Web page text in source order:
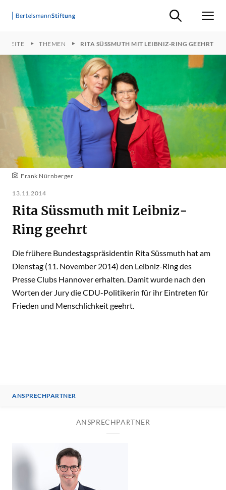
Suche ein-/
THEMEN RITA SÜSSMUTH MIT LEIBNIZ-RING GEEHRT
Frank Nürnberger
13.11.2014
Rita Süssmuth mit Leibniz-
Ring geehrt
Die frühere Bundestagspräsidentin Rita Süssmuth hat am
Dienstag (11. November 2014) den Leibniz-Ring des
Presse Clubs Hannover erhalten. Damit wurde nach den
Worten der Jury die CDU-Politikerin für ihr Eintreten für
Frieden und Menschlichkeit geehrt.
ANSPRECHPARTNER
ANSPRECHPARTNER